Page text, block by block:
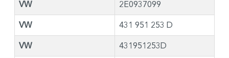
VW 2E0937099
VW 431 951 253 D
VW 431951253D